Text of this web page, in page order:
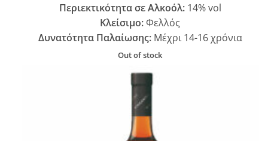
Περιεκτικότητα σε Αλκοόλ:14% vol
Κλείσιμο:Φελλός
Δυνατότητα Παλαίωσης: Μέχρι 14-16 χρόνια
Out of stock